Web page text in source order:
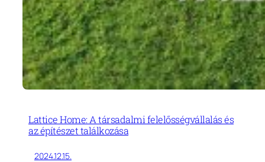
Lattice Home: A társadalmi felelősségvállalás és
az építészet találkozása
2024.12.15.